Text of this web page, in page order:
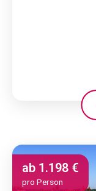
ab 1.198 €
pro Person